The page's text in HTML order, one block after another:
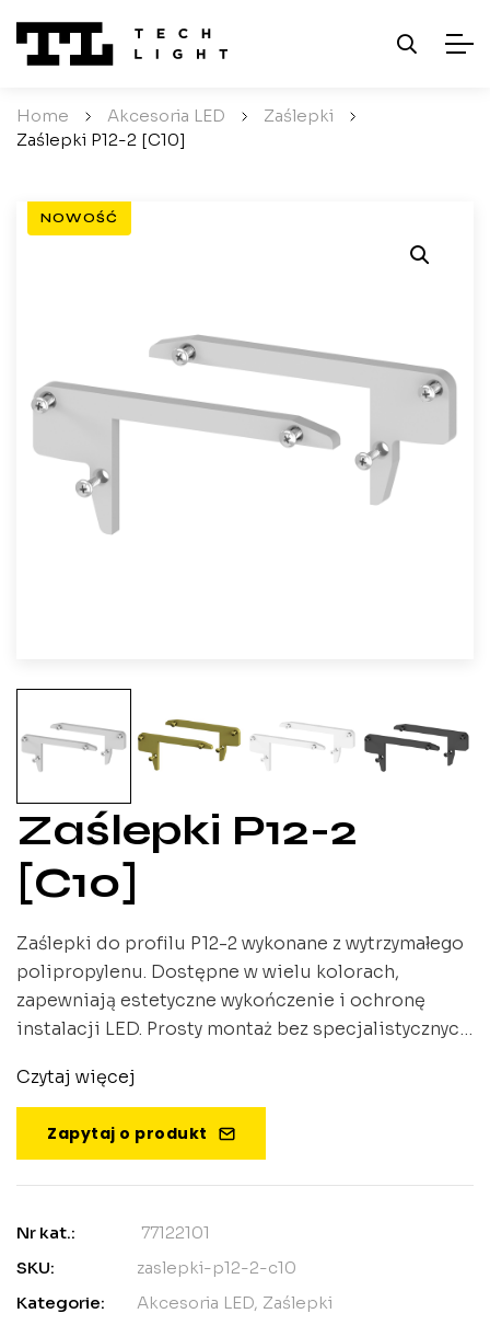
Home / Akcesoria LED / Zaślepki
/
Zaślepki P12-2 [C10]
NOWOŚĆ
Zaślepki P12-2
[C10]
Zaślepki do profilu P12-2 wykonane z wytrzymałego
polipropylenu. Dostępne w wielu kolorach,
zapewniają estetyczne wykończenie i ochronę
instalacji LED. Prosty montaż bez specjalistycznych
Czytaj więcej
Zapytaj o produkt
Nr kat.:
77122101
SKU:
zaslepki-p12-2-c10
Kategorie:
Akcesoria LED, Zaślepki